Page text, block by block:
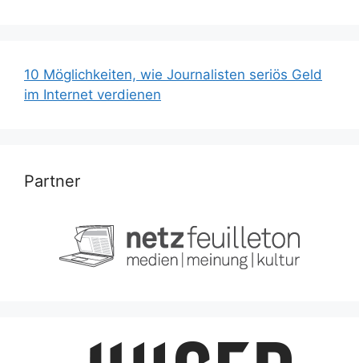
10 Möglichkeiten, wie Journalisten seriös Geld
im Internet verdienen
Partner